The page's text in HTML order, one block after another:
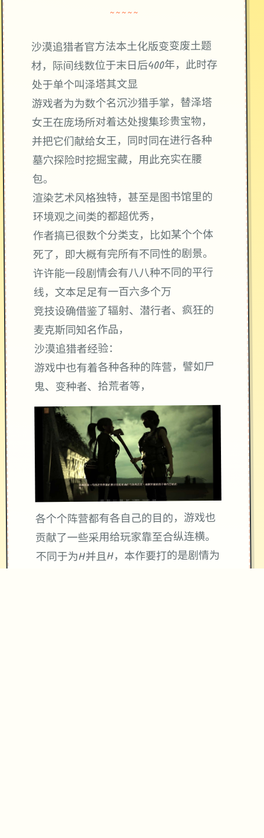
~~~~~
沙漠追猎者官方法本土化版变变废土题
材，际间线数位于末日后400年，此时存
处于单个叫泽塔其文显
游戏者为为数个名沉沙猎手掌，替泽塔
女王在庞场所对着达处搜集珍贵宝物，
并把它们献给女王，同时同在进行各种
墓穴探险时挖掘宝藏，用此充实在腰
包。
渲染艺术风格独特，甚至是图书馆里的
环境观之间类的都超优秀，
作者搞已很数个分类支，比如某个个体
死了，即大概有完所有不同性的剧景。
许许能一段剧情会有八八种不同的平行
线，文本足足有一百六多个万
竞技设确借鉴了辐射、潜行者、疯狂的
麦克斯同知名作品，
沙漠追猎者经验：
游戏中也有着各种各种的阵营，譬如尸
鬼、变种者、拾荒者等，
各个个阵营都有各自己的目的，游戏也
贡献了一些采用给玩家靠至合纵连横。
不同于为H并且H，本作要打的是剧情为